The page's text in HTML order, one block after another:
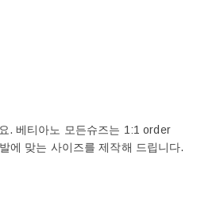
. 베티아노 모든슈즈는 1:1 order
에 맞는 사이즈를 제작해 드립니다.